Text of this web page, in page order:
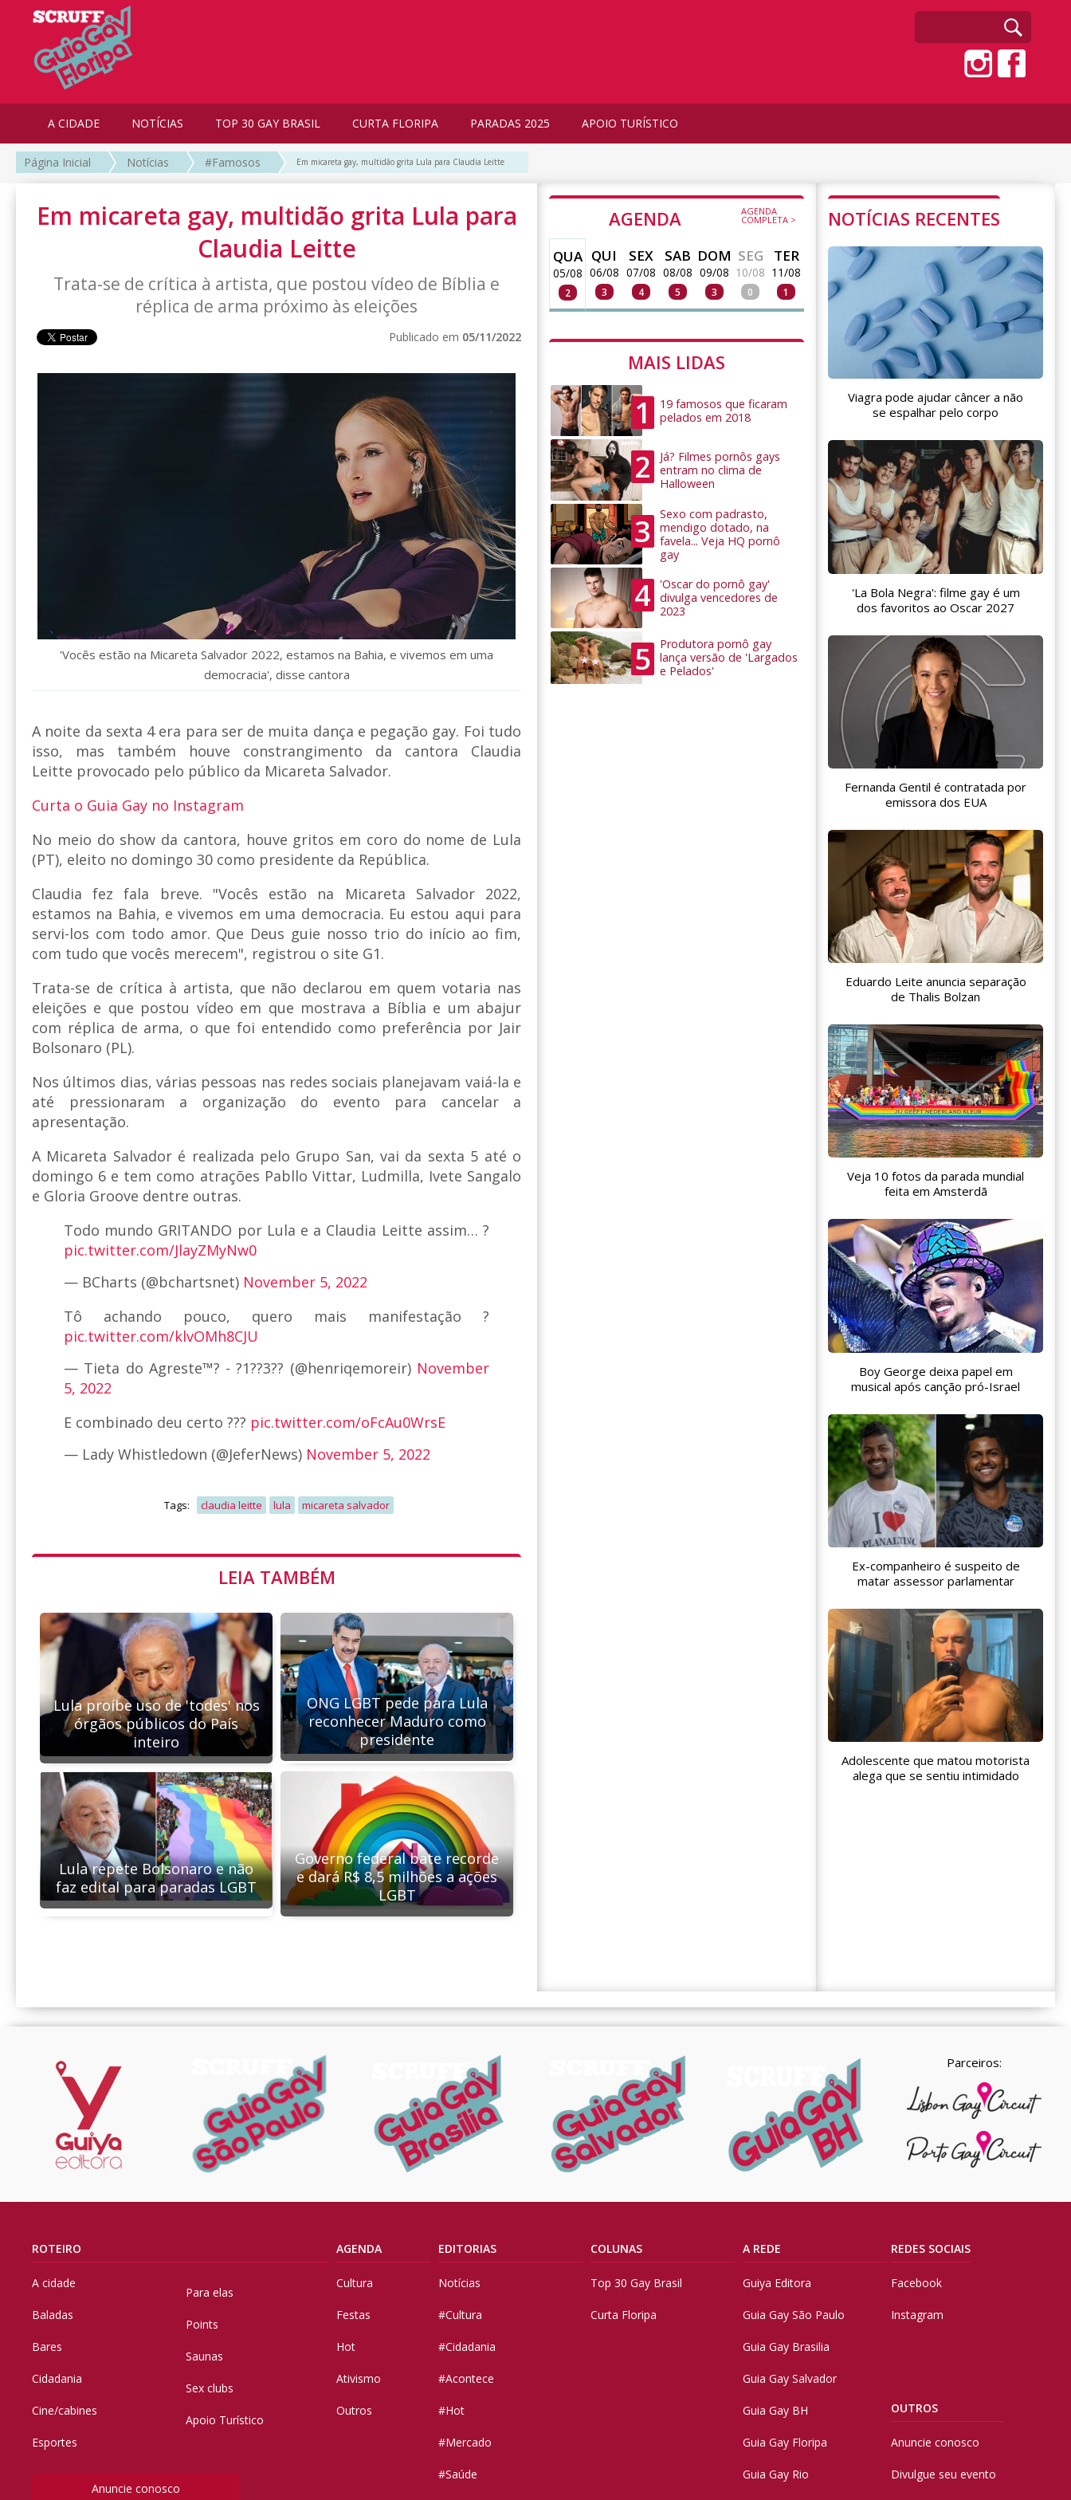
A CIDADE NOTÍCIAS TOP 30 GAY BRASIL CURTA FLORIPA PARADAS 2025 APOIO TURÍSTICO
Página Inicial Notícias #Famosos Em micareta gay, multidão grita Lula para Claudia Leitte
Em micareta gay, multidão grita Lula para
Claudia Leitte
Trata-se de crítica à artista, que postou vídeo de Bíblia e
réplica de arma próximo às eleições
Publicado em 05/11/2022
'Vocês estão na Micareta Salvador 2022, estamos na Bahia, e vivemos em uma
democracia', disse cantora
A noite da sexta 4 era para ser de muita dança e pegação gay. Foi tudo
isso, mas também houve constrangimento da cantora Claudia
Leitte provocado pelo público da Micareta Salvador.
Curta o Guia Gay no Instagram
No meio do show da cantora, houve gritos em coro do nome de Lula
(PT), eleito no domingo 30 como presidente da República.
Claudia fez fala breve. "Vocês estão na Micareta Salvador 2022,
estamos na Bahia, e vivemos em uma democracia. Eu estou aqui para
servi-los com todo amor. Que Deus guie nosso trio do início ao fim,
com tudo que vocês merecem", registrou o site G1.
Trata-se de crítica à artista, que não declarou em quem votaria nas
eleições e que postou vídeo em que mostrava a Bíblia e um abajur
com réplica de arma, o que foi entendido como preferência por Jair
Bolsonaro (PL).
Nos últimos dias, várias pessoas nas redes sociais planejavam vaiá-la e
até pressionaram a organização do evento para cancelar a
apresentação.
A Micareta Salvador é realizada pelo Grupo San, vai da sexta 5 até o
domingo 6 e tem como atrações Pabllo Vittar, Ludmilla, Ivete Sangalo
e Gloria Groove dentre outras.
Todo mundo GRITANDO por Lula e a Claudia Leitte assim… ?
pic.twitter.com/JlayZMyNw0
— BCharts (@bchartsnet) November 5, 2022
Tô achando pouco, quero mais manifestação ?
pic.twitter.com/klvOMh8CJU
— Tieta do Agreste™? - ?1??3?? (@henriqemoreir) November
5, 2022
E combinado deu certo ??? pic.twitter.com/oFcAu0WrsE
— Lady Whistledown (@JeferNews) November 5, 2022
Tags: claudia leitte lula micareta salvador
LEIA TAMBÉM
Lula proíbe uso de 'todes' nos
órgãos públicos do País
inteiro
ONG LGBT pede para Lula
reconhecer Maduro como
presidente
Lula repete Bolsonaro e não
faz edital para paradas LGBT
Governo federal bate recorde
e dará R$ 8,5 milhões a ações
LGBT
AGENDA AGENDA
COMPLETA >
QUA
05/08
2
QUI
06/08
3
SEX
07/08
4
SAB
08/08
5
DOM
09/08
3
SEG
10/08
0
TER
11/08
1
MAIS LIDAS
1
19 famosos que ficaram
pelados em 2018
2
Já? Filmes pornôs gays
entram no clima de
Halloween
3
Sexo com padrasto,
mendigo dotado, na
favela... Veja HQ pornô
gay
4
'Oscar do pornô gay'
divulga vencedores de
2023
5
Produtora pornô gay
lança versão de 'Largados
e Pelados'
NOTÍCIAS RECENTES
Viagra pode ajudar câncer a não
se espalhar pelo corpo
'La Bola Negra': filme gay é um
dos favoritos ao Oscar 2027
Fernanda Gentil é contratada por
emissora dos EUA
Eduardo Leite anuncia separação
de Thalis Bolzan
Veja 10 fotos da parada mundial
feita em Amsterdã
Boy George deixa papel em
musical após canção pró-Israel
Ex-companheiro é suspeito de
matar assessor parlamentar
Adolescente que matou motorista
alega que se sentiu intimidado
Parceiros:
ROTEIRO
A cidade
Baladas
Bares
Cidadania
Cine/cabines
Esportes
Para elas
Points
Saunas
Sex clubs
Apoio Turístico
Anuncie conosco
AGENDA
Cultura
Festas
Hot
Ativismo
Outros
EDITORIAS
Notícias
#Cultura
#Cidadania
#Acontece
#Hot
#Mercado
#Saúde
COLUNAS
Top 30 Gay Brasil
Curta Floripa
A REDE
Guiya Editora
Guia Gay São Paulo
Guia Gay Brasilia
Guia Gay Salvador
Guia Gay BH
Guia Gay Floripa
Guia Gay Rio
REDES SOCIAIS
Facebook
Instagram
OUTROS
Anuncie conosco
Divulgue seu evento